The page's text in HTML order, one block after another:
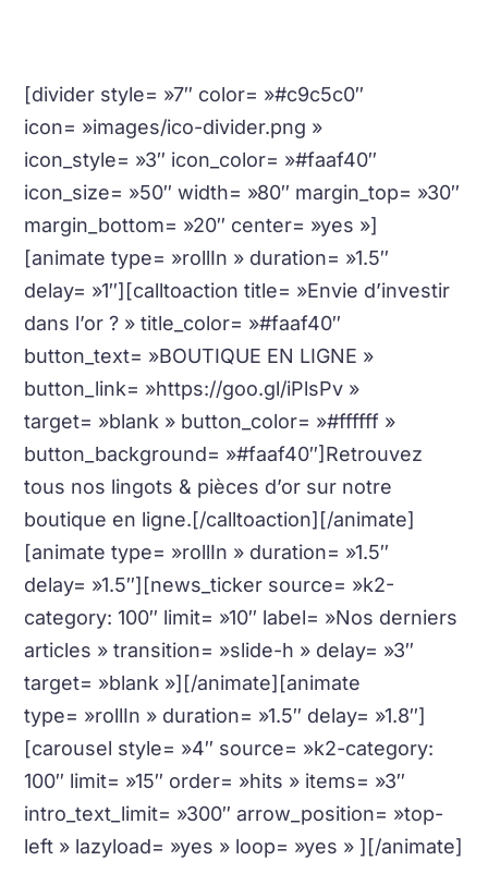
[divider style= »7″ color= »#c9c5c0″
icon= »images/ico-divider.png »
icon_style= »3″ icon_color= »#faaf40″
icon_size= »50″ width= »80″ margin_top= »30″
margin_bottom= »20″ center= »yes »]
[animate type= »rollIn » duration= »1.5″
delay= »1″][calltoaction title= »Envie d’investir
dans l’or ? » title_color= »#faaf40″
button_text= »BOUTIQUE EN LIGNE »
button_link= »https://goo.gl/iPlsPv »
target= »blank » button_color= »#ffffff »
button_background= »#faaf40″]Retrouvez
tous nos lingots & pièces d’or sur notre
boutique en ligne.[/calltoaction][/animate]
[animate type= »rollIn » duration= »1.5″
delay= »1.5″][news_ticker source= »k2-
category: 100″ limit= »10″ label= »Nos derniers
articles » transition= »slide-h » delay= »3″
target= »blank »][/animate][animate
type= »rollIn » duration= »1.5″ delay= »1.8″]
[carousel style= »4″ source= »k2-category:
100″ limit= »15″ order= »hits » items= »3″
intro_text_limit= »300″ arrow_position= »top-
left » lazyload= »yes » loop= »yes » ][/animate]